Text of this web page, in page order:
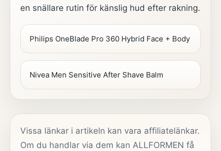
en snällare rutin för känslig hud efter rakning.
Philips OneBlade Pro 360 Hybrid Face + Body
Nivea Men Sensitive After Shave Balm
Vissa länkar i artikeln kan vara affiliatelänkar.
Om du handlar via dem kan ALLFORMEN få